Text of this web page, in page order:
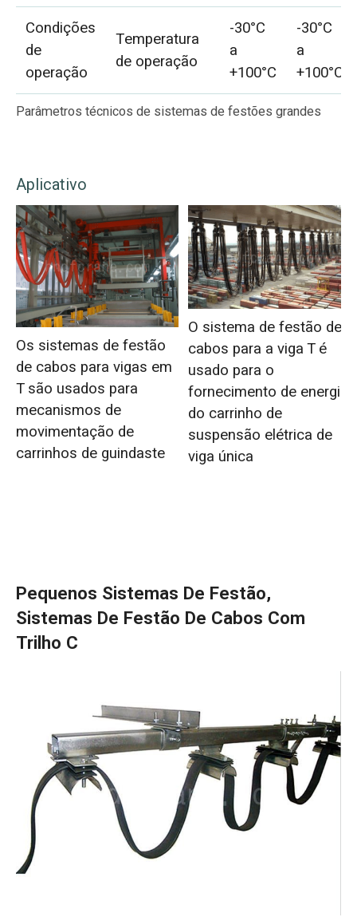
Condições
de
operação
Temperatura
de operação
-30°C
a
+100°C
-30°C
a
+100°C
Parâmetros técnicos de sistemas de festões grandes
Aplicativo
Os sistemas de festão
de cabos para vigas em
T são usados para
mecanismos de
movimentação de
carrinhos de guindaste
O sistema de festão de
cabos para a viga T é
usado para o
fornecimento de energia
do carrinho de
suspensão elétrica de
viga única
Pequenos Sistemas De Festão,
Sistemas De Festão De Cabos Com
Trilho C